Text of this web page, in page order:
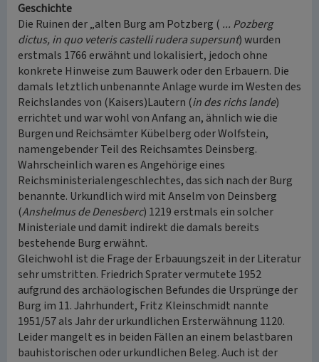
Geschichte
Die Ruinen der „alten Burg am Potzberg ( ... Pozberg
dictus, in quo veteris castelli rudera supersunt) wurden
erstmals 1766 erwähnt und lokalisiert, jedoch ohne
konkrete Hinweise zum Bauwerk oder den Erbauern. Die
damals letztlich unbenannte Anlage wurde im Westen des
Reichslandes von (Kaisers)Lautern (in des richs lande)
errichtet und war wohl von Anfang an, ähnlich wie die
Burgen und Reichsämter Kübelberg oder Wolfstein,
namengebender Teil des Reichsamtes Deinsberg.
Wahrscheinlich waren es Angehörige eines
Reichsministerialengeschlechtes, das sich nach der Burg
benannte. Urkundlich wird mit Anselm von Deinsberg
(Anshelmus de Denesberc) 1219 erstmals ein solcher
Ministeriale und damit indirekt die damals bereits
bestehende Burg erwähnt.
Gleichwohl ist die Frage der Erbauungszeit in der Literatur
sehr umstritten. Friedrich Sprater vermutete 1952
aufgrund des archäologischen Befundes die Ursprünge der
Burg im 11. Jahrhundert, Fritz Kleinschmidt nannte
1951/57 als Jahr der urkundlichen Ersterwähnung 1120.
Leider mangelt es in beiden Fällen an einem belastbaren
bauhistorischen oder urkundlichen Beleg. Auch ist der